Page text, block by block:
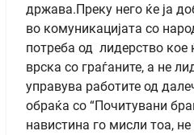
држава.Преку него ќе ја
во комуникацијата со
потреба од лидерство кое
врска со граѓаните, а не
управува работите од
обраќа со “Почитувани
навистина го мисли тоа, не